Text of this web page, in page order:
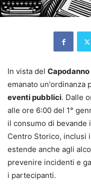
In vista del
emanato un'ordinanza
eventi pubblici. Dalle
alle ore 6:00 del 1°
il consumo di bevande
Centro Storico, inclusi
estende anche agli
prevenire incidenti e
i partecipanti.